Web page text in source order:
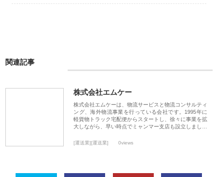
関連記事
株式会社エムケー
株式会社エムケーは、物流サービスと物流コンサルティ
ング、海外物流事業を行っている会社です。1995年に
軽貨物トラック宅配便からスタートし、徐々に事業を拡
大しながら、早い時点でミャンマー支店も設立しまし…
[運送業][運送業] 0views